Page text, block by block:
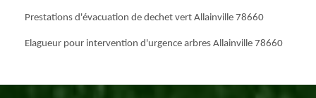
Prestations d'évacuation de dechet vert Allainville 78660
Elagueur pour intervention d'urgence arbres Allainville 78660